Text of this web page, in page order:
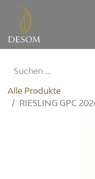
Alle Produkte
RIESLING GPC